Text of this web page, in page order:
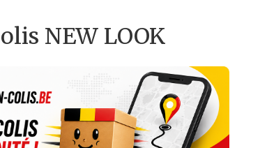
NEW LOOK